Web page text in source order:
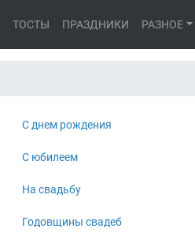
ТОСТЫ ПРАЗДНИКИ РАЗНОЕ
С днем рождения
С юбилеем
На свадьбу
Годовщины свадеб